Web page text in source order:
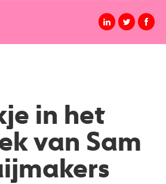
in het
van Sam